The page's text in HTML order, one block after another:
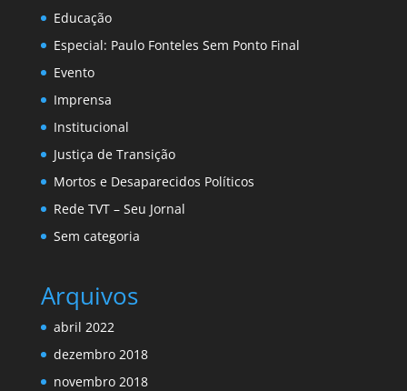
Educação
Especial: Paulo Fonteles Sem Ponto Final
Evento
Imprensa
Institucional
Justiça de Transição
Mortos e Desaparecidos Políticos
Rede TVT – Seu Jornal
Sem categoria
Arquivos
abril 2022
dezembro 2018
novembro 2018